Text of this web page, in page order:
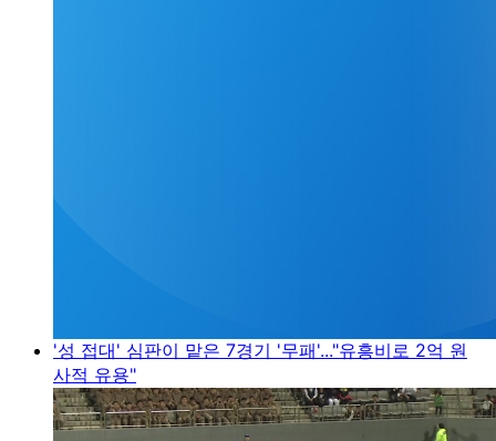
'성 접대' 심판이 맡은 7경기 '무패'..."유흥비로 2억 원
사적 유용"